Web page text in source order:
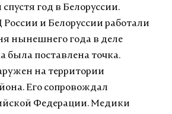
год в Белоруссии.
и Белоруссии работали
нынешнего года в деле
была поставлена точка.
на территории
Его сопровождал
Федерации. Медики